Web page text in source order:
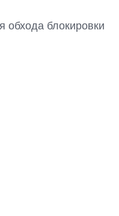
обхода блокировки